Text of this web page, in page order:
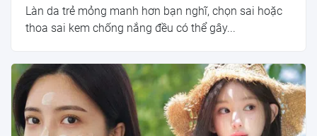
Làn da trẻ mỏng manh hơn bạn nghĩ, chọn sai hoặc
thoa sai kem chống nắng đều có thể gây...